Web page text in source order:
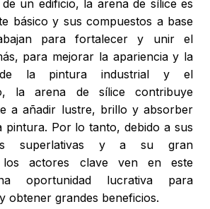
un edificio, la arena de sílice es
básico y sus compuestos a base
para fortalecer y unir el
para mejorar la apariencia y la
de la pintura industrial y el
la arena de sílice contribuye
a añadir lustre, brillo y absorber
pintura. Por lo tanto, debido a sus
superlativas y a su gran
los actores clave ven en este
oportunidad lucrativa para
obtener grandes beneficios.